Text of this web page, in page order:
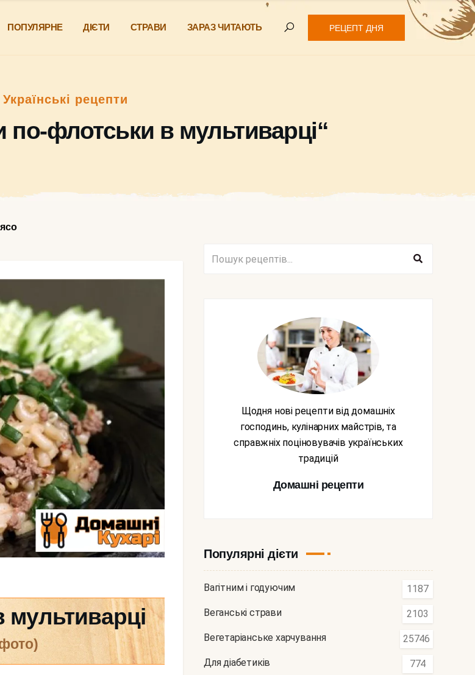
ПОПУЛЯРНЕ ДІЄТИ СТРАВИ ЗАРАЗ ЧИТАЮТЬ РЕЦЕПТ ДНЯ
Українські рецепти
по-флотськи в мультиварці“
Щодня нові рецепти від домашніх
господинь, кулінарних майстрів, та
справжніх поціновувачів українських
традицій
Домашні рецепти
Популярні дієти
Вагітним і годуючим 1187
Веганські страви 2103
Вегетаріанське харчування 25746
Для діабетиків 774